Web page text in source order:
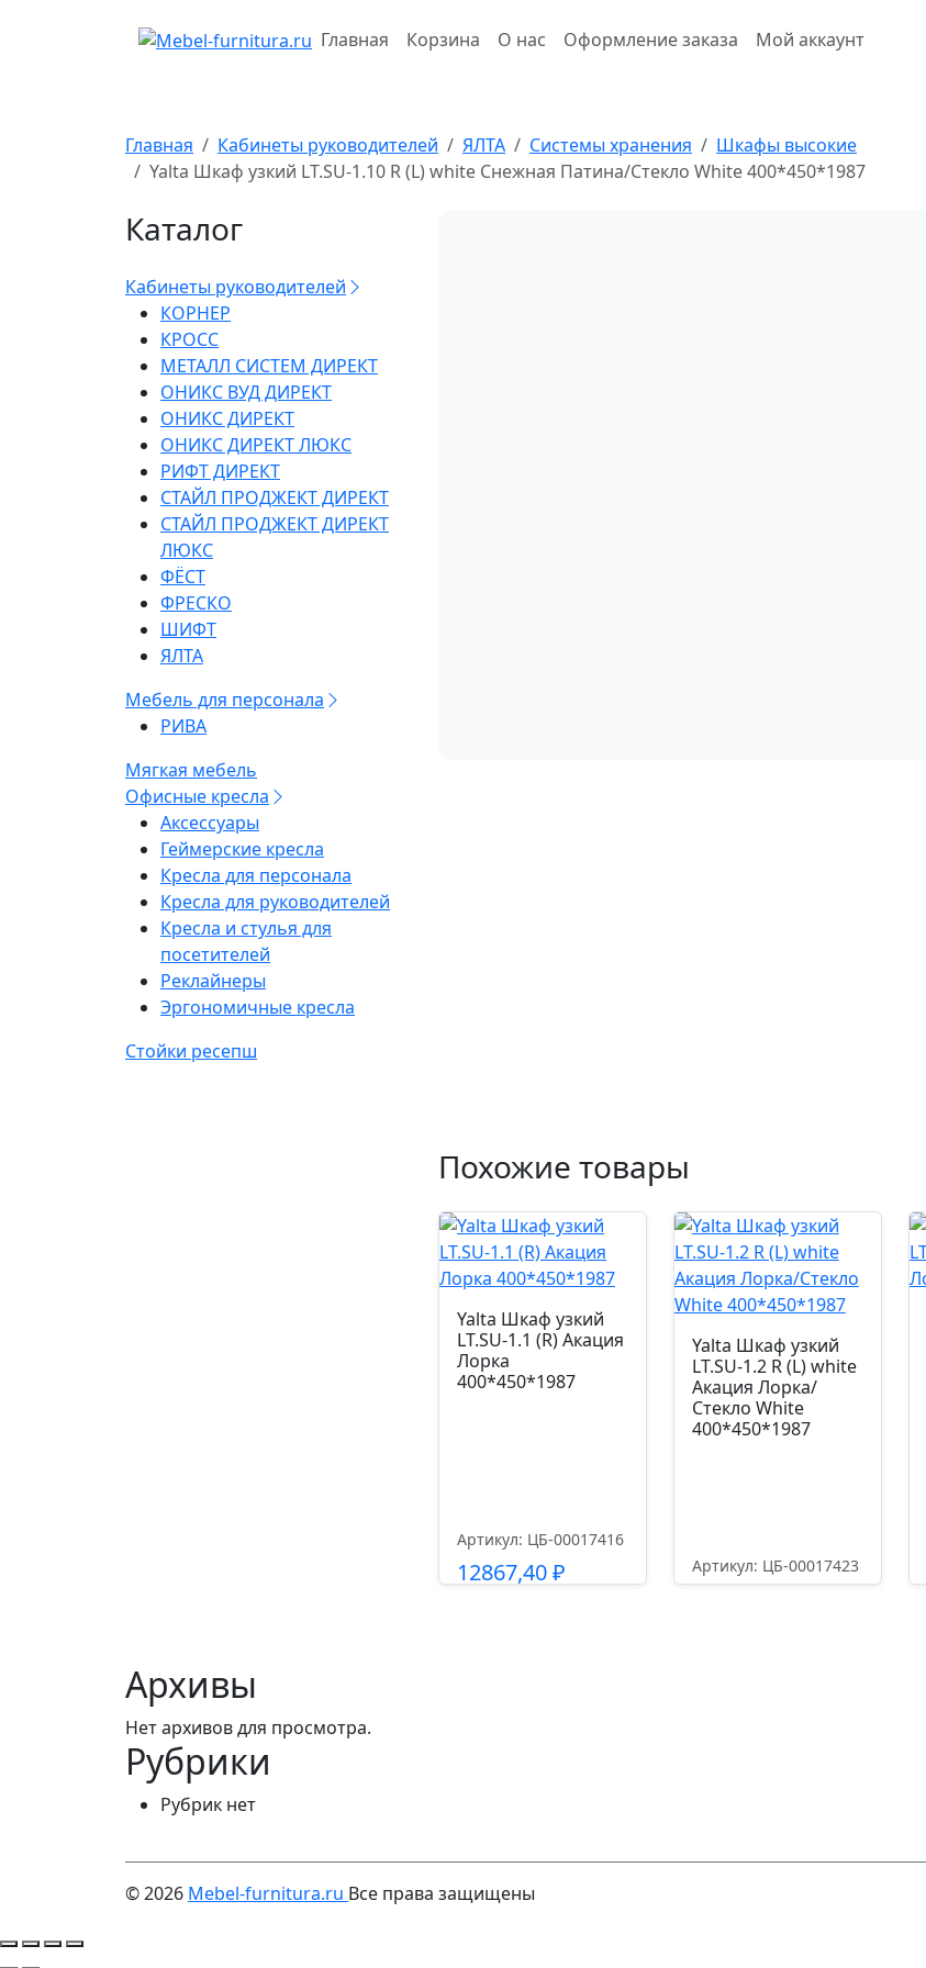
Главная Корзина О нас Оформление заказа Мой аккаунт
Главная Кабинеты руководителей ЯЛТА Системы хранения
Шкафы высокие
Yalta Шкаф узкий LT.SU-1.10 R (L) white Снежная Патина/Стекло White 400*450*1987
Каталог
Кабинеты руководителей
КОРНЕР
КРОСС
МЕТАЛЛ СИСТЕМ ДИРЕКТ
ОНИКС ВУД ДИРЕКТ
ОНИКС ДИРЕКТ
ОНИКС ДИРЕКТ ЛЮКС
РИФТ ДИРЕКТ
СТАЙЛ ПРОДЖЕКТ ДИРЕКТ
СТАЙЛ ПРОДЖЕКТ ДИРЕКТ
ЛЮКС
ФЁСТ
ФРЕСКО
ШИФТ
ЯЛТА
Мебель для персонала
РИВА
Мягкая мебель
Офисные кресла
Аксессуары
Геймерские кресла
Кресла для персонала
Кресла для руководителей
Кресла и стулья для
посетителей
Реклайнеры
Эргономичные кресла
Стойки ресепш
Похожие товары
Yalta Шкаф узкий
LT.SU-1.1 (R) Акация
Лорка
400*450*1987
Артикул: ЦБ-00017416
12867,40₽
Yalta Шкаф узкий
LT.SU-1.2 R (L) white
Акация Лорка/
Стекло White
400*450*1987
Артикул: ЦБ-00017423
Архивы
Нет архивов для просмотра.
Рубрики
Рубрик нет
© 2026 Mebel-furnitura.ru Все права защищены